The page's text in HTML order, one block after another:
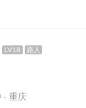
LV18 路人
· 重庆